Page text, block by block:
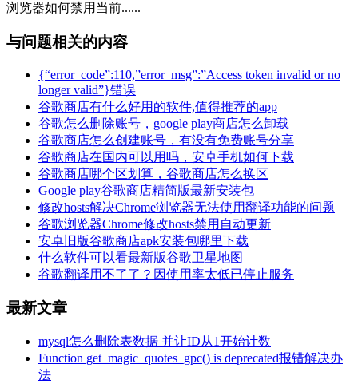
浏览器如何禁用当前......
与问题相关的内容
{“error_code”:110,”error_msg”:”Access token invalid or no
longer valid”}错误
谷歌商店有什么好用的软件,值得推荐的app
谷歌怎么删除账号，google play商店怎么卸载
谷歌商店怎么创建账号，有没有免费账号分享
谷歌商店在国内可以用吗，安卓手机如何下载
谷歌商店哪个区划算，谷歌商店怎么换区
Google play谷歌商店精简版最新安装包
修改hosts解决Chrome浏览器无法使用翻译功能的问题
谷歌浏览器Chrome修改hosts禁用自动更新
安卓旧版谷歌商店apk安装包哪里下载
什么软件可以看最新版谷歌卫星地图
谷歌翻译用不了了？因使用率太低已停止服务
最新文章
mysql怎么删除表数据 并让ID从1开始计数
Function get_magic_quotes_gpc() is deprecated报错解决办
法